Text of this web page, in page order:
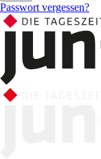
Passwort vergessen?